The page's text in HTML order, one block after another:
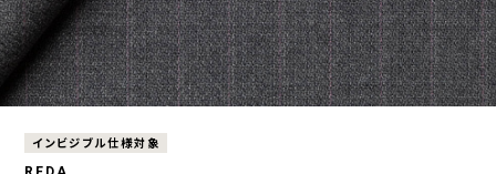
インビジブル仕様対象